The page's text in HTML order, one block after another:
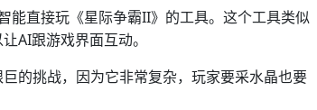
直接玩《星际争霸II》的工具。这个工具类似
AI跟游戏界面互动。
的挑战，因为它非常复杂，玩家要采水晶也要